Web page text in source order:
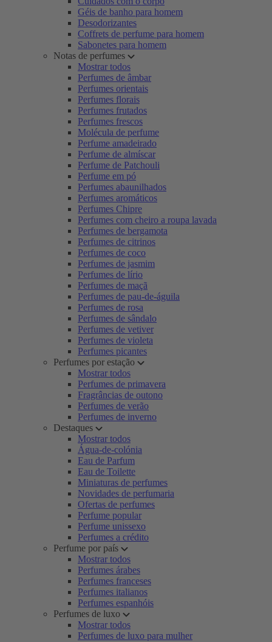
Géis de banho para homem
Desodorizantes
Coffrets de perfume para homem
Sabonetes para homem
Notas de perfumes
Mostrar todos
Perfumes de âmbar
Perfumes orientais
Perfumes florais
Perfumes frutados
Perfumes frescos
Molécula de perfume
Perfume amadeirado
Perfume de almíscar
Perfume de Patchouli
Perfume em pó
Perfumes abaunilhados
Perfumes aromáticos
Perfumes Chipre
Perfumes com cheiro a roupa lavada
Perfumes de bergamota
Perfumes de citrinos
Perfumes de coco
Perfumes de jasmim
Perfumes de lírio
Perfumes de maçã
Perfumes de pau-de-águila
Perfumes de rosa
Perfumes de sândalo
Perfumes de vetiver
Perfumes de violeta
Perfumes picantes
Perfumes por estação
Mostrar todos
Perfumes de primavera
Fragrâncias de outono
Perfumes de verão
Perfumes de inverno
Destaques
Mostrar todos
Água-de-colónia
Eau de Parfum
Eau de Toilette
Miniaturas de perfumes
Novidades de perfumaria
Ofertas de perfumes
Perfume popular
Perfume unissexo
Perfumes a crédito
Perfume por país
Mostrar todos
Perfumes árabes
Perfumes franceses
Perfumes italianos
Perfumes espanhóis
Perfumes de luxo
Mostrar todos
Perfumes de luxo para mulher